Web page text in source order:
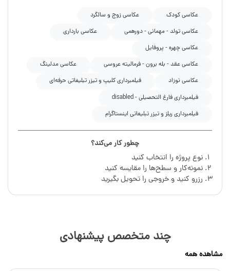
عکاسی کودک
عکاسی زوج و سالگرد
عکاسی تولد - مهمانی - دورهمی
عکاسی بارداری
عکاسی چهره - پروفایل
عکاسی عقد - بله برون - فرمالیته عروسی
عکاسی مدلینگ
عکاسی نوزاد
فیلمبرداری کلیپ و تیزر تبلیغاتی حرفه‌ای
فیلمبرداری فارغ التحصیلی - disabled
فیلمبرداری ریلز و تیزر تبلیغاتی اینستاگرام
چطور کار می‌کند؟
نوع پروژه را انتخاب کنید
نمونه‌کار و سطح‌ها را مقایسه کنید
رزرو کنید و خروجی را تحویل بگیرید
چند متخصص پیشنهادی
مشاهده همه